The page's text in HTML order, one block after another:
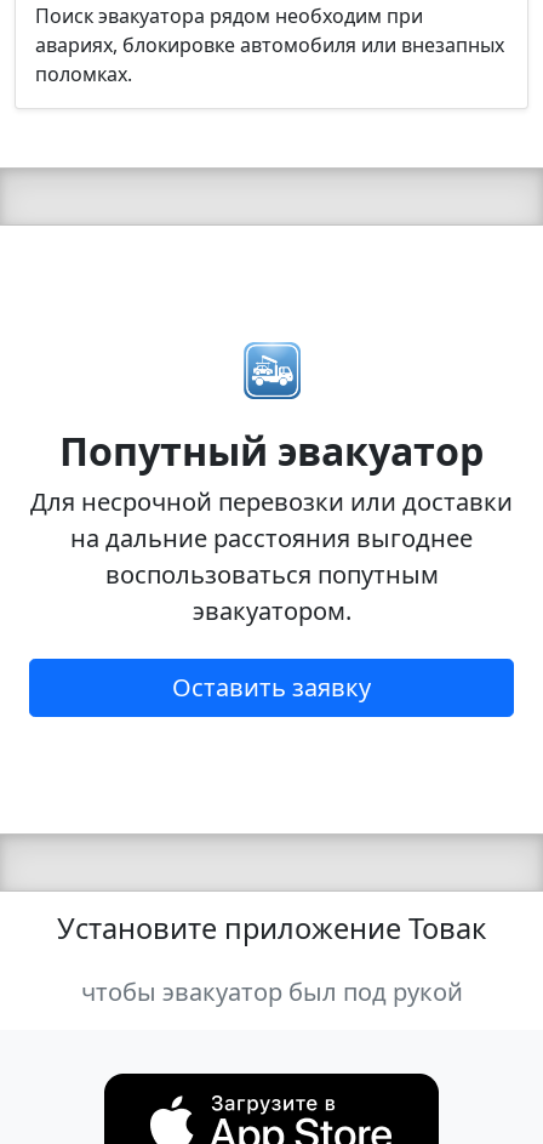
Поиск эвакуатора рядом необходим при
авариях, блокировке автомобиля или внезапных
поломках.
Попутный эвакуатор
Для несрочной перевозки или доставки
на дальние расстояния выгоднее
воспользоваться попутным
эвакуатором.
Оставить заявку
Установите приложение Товак
чтобы эвакуатор был под рукой